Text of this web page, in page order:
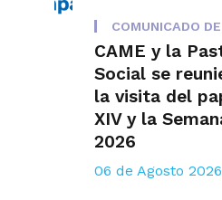
COMUNICADO
CAME y la
Social se
la visita del
XIV y la
2026
06 de Agosto 2026